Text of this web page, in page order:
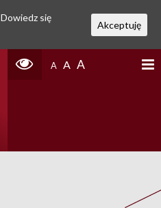
A A A
Dowiedz się
Akceptuję